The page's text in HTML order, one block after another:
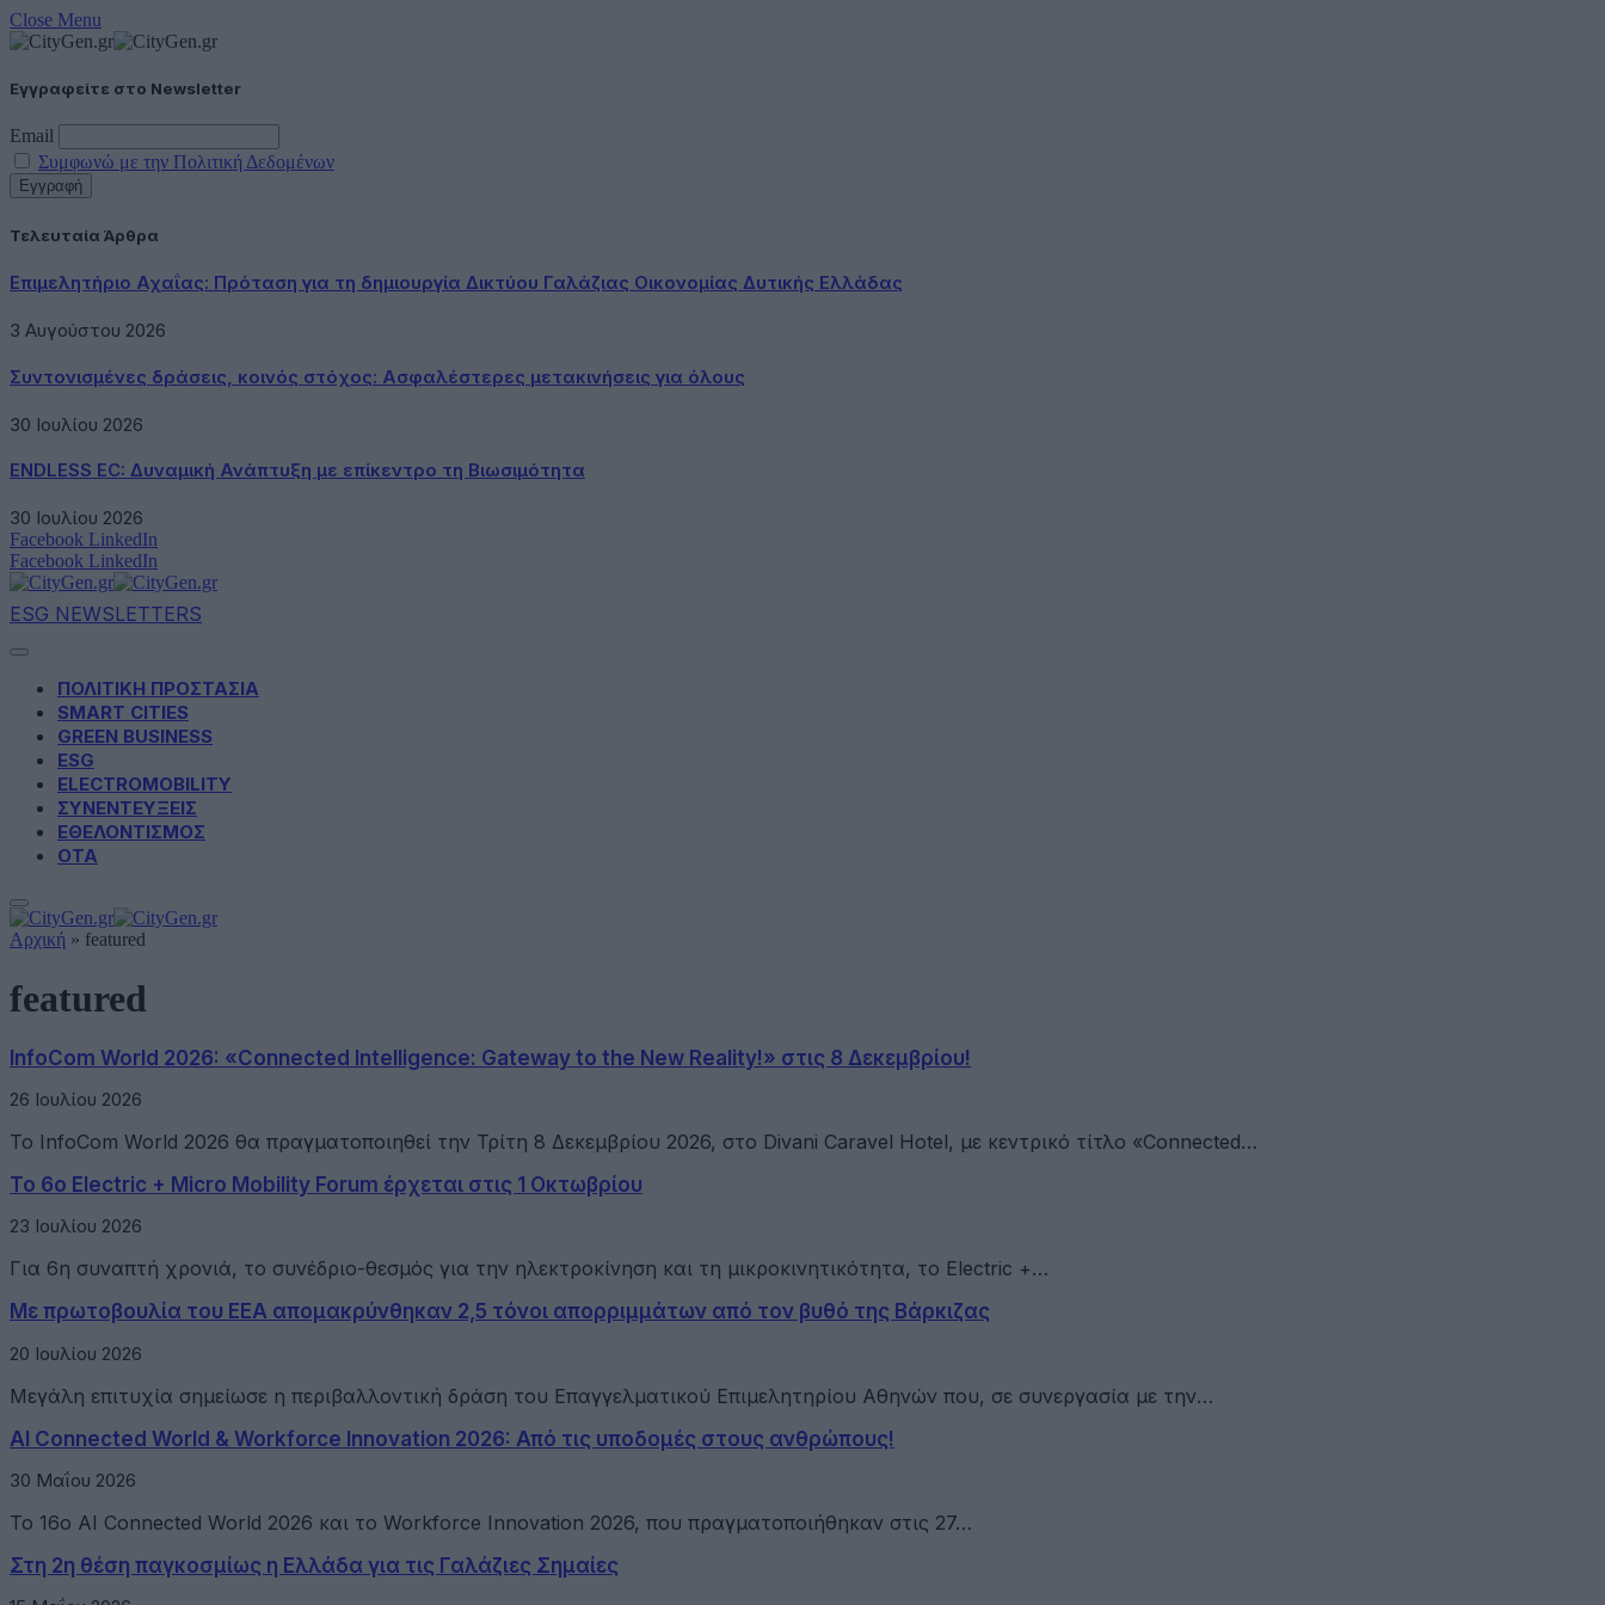
Close Menu
Εγγραφείτε στο Newsletter
Email
Συμφωνώ με την Πολιτική Δεδομένων
Τελευταία Άρθρα
Επιμελητήριο Αχαΐας: Πρόταση για τη δημιουργία Δικτύου Γαλάζιας Οικονομίας Δυτικής Ελλάδας
3 Αυγούστου 2026
Συντονισμένες δράσεις, κοινός στόχος: Ασφαλέστερες μετακινήσεις για όλους
30 Ιουλίου 2026
ENDLESS EC: Δυναμική Ανάπτυξη με επίκεντρο τη Βιωσιμότητα
30 Ιουλίου 2026
Facebook LinkedIn
Facebook LinkedIn
ESG NEWSLETTERS
ΠΟΛΙΤΙΚΗ ΠΡΟΣΤΑΣΙΑ
SMART CITIES
GREEN BUSINESS
ESG
ELECTROMOBILITY
ΣΥΝΕΝΤΕΥΞΕΙΣ
ΕΘΕΛΟΝΤΙΣΜΟΣ
ΟΤΑ
Αρχική » featured
featured
InfoCom World 2026: «Connected Intelligence: Gateway to the New Reality!» στις 8 Δεκεμβρίου!
26 Ιουλίου 2026
Το InfoCom World 2026 θα πραγματοποιηθεί την Τρίτη 8 Δεκεμβρίου 2026, στο Divani Caravel Hotel, με κεντρικό τίτλο «Connected…
Το 6ο Electric + Micro Mobility Forum έρχεται στις 1 Οκτωβρίου
23 Ιουλίου 2026
Για 6η συναπτή χρονιά, το συνέδριο-θεσμός για την ηλεκτροκίνηση και τη μικροκινητικότητα, το Electric +…
Με πρωτοβουλία του ΕΕΑ απομακρύνθηκαν 2,5 τόνοι απορριμμάτων από τον βυθό της Βάρκιζας
20 Ιουλίου 2026
Μεγάλη επιτυχία σημείωσε η περιβαλλοντική δράση του Επαγγελματικού Επιμελητηρίου Αθηνών που, σε συνεργασία με την…
AI Connected World & Workforce Innovation 2026: Από τις υποδομές στους ανθρώπους!
30 Μαΐου 2026
Το 16ο AI Connected World 2026 και το Workforce Innovation 2026, που πραγματοποιήθηκαν στις 27…
Στη 2η θέση παγκοσμίως η Ελλάδα για τις Γαλάζιες Σημαίες